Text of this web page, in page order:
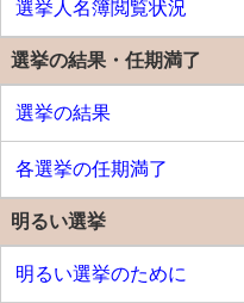
選挙人名簿閲覧状況
選挙の結果・任期満了
選挙の結果
各選挙の任期満了
明るい選挙
明るい選挙のために